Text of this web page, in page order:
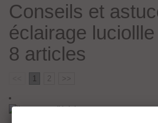
Conseils et
éclairage luciollle
8 articles
1 2 >>